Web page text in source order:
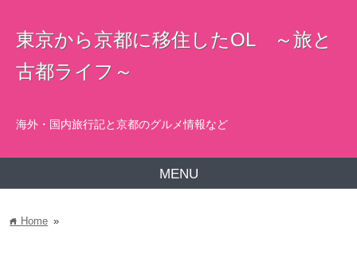
東京から京都に移住したOL ～旅と
古都ライフ～
海外・国内旅行記と京都のグルメ情報など
MENU
home Home »